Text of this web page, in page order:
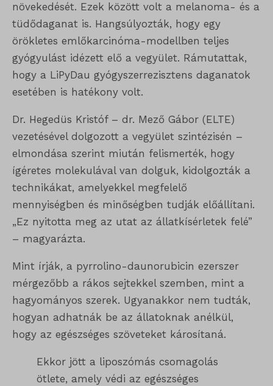
növekedését. Ezek között volt a melanoma- és a
tüdődaganat is. Hangsúlyozták, hogy egy
örökletes emlőkarcinóma-modellben teljes
gyógyulást idézett elő a vegyület. Rámutattak,
hogy a LiPyDau gyógyszerrezisztens daganatok
esetében is hatékony volt.
Dr. Hegedüs Kristóf – dr. Mező Gábor (ELTE)
vezetésével dolgozott a vegyület szintézisén –
elmondása szerint miután felismerték, hogy
ígéretes molekulával van dolguk, kidolgozták a
technikákat, amelyekkel megfelelő
mennyiségben és minőségben tudják előállítani.
„Ez nyitotta meg az utat az állatkísérletek felé”
– magyarázta.
Mint írják, a pyrrolino-daunorubicin ezerszer
mérgezőbb a rákos sejtekkel szemben, mint a
hagyományos szerek. Ugyanakkor nem tudták,
hogyan adhatnák be az állatoknak anélkül,
hogy az egészséges szöveteket károsítaná.
Ekkor jött a liposzómás csomagolás
ötlete, amely védi az egészséges